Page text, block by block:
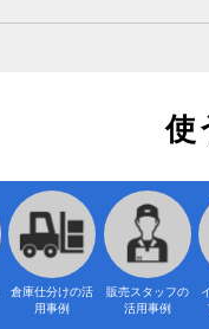
使
倉庫仕分けの活
用事例
販売スタッフの
活用事例